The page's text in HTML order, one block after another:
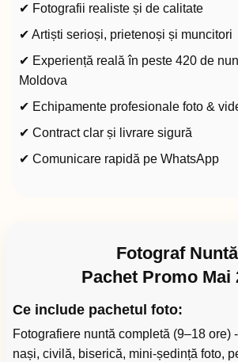
✔ Fotografii realiste și de calitate
✔ Artiști serioși, prietenoși și muncitori
✔ Experiență reală în peste 420 de
Moldova
✔ Echipamente profesionale foto &
✔ Contract clar și livrare sigură
✔ Comunicare rapidă pe WhatsApp
Fotograf Nuntă
Pachet Promo Mai
Ce include pachetul foto:
Fotografiere nuntă completă (9–18 ore)
nași, civilă, biserică, mini-ședință foto,